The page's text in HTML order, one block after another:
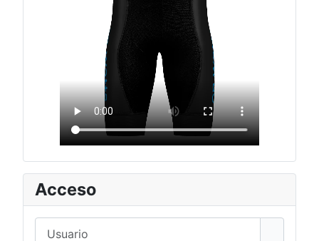
Acceso